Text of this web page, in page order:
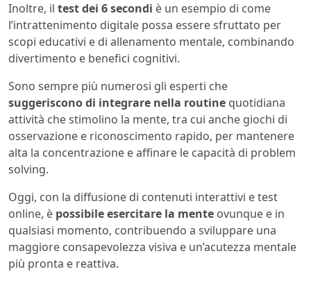
Inoltre, il test dei 6 secondi è un esempio di come
l’intrattenimento digitale possa essere sfruttato per
scopi educativi e di allenamento mentale, combinando
divertimento e benefici cognitivi.
Sono sempre più numerosi gli esperti che
suggeriscono di integrare nella routine quotidiana
attività che stimolino la mente, tra cui anche giochi di
osservazione e riconoscimento rapido, per mantenere
alta la concentrazione e affinare le capacità di problem
solving.
Oggi, con la diffusione di contenuti interattivi e test
online, è possibile esercitare la mente ovunque e in
qualsiasi momento, contribuendo a sviluppare una
maggiore consapevolezza visiva e un’acutezza mentale
più pronta e reattiva.